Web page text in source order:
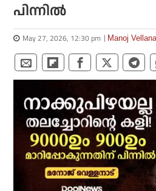
പിന്നില്‍
May 27, 2026, 12:30 pm Manoj